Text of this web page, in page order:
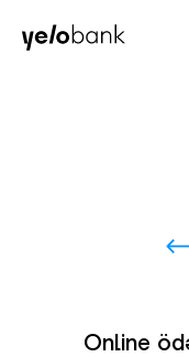
Fərdi Biznes
Online